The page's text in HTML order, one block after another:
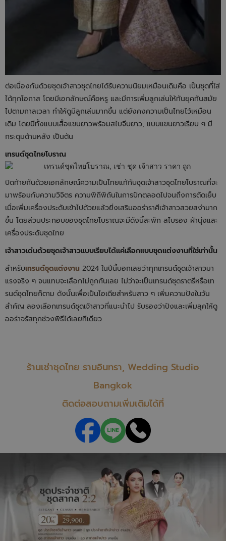
ต่อเนื่องกันด้วยชุดเจ้าสาวชุดไทยได้รับความนิยมเหมือนเดิมคือ เป็นชุดที่ใส่
ได้ทุกโอกาส โดยมีเอกลักษณ์คือหรู และมีการเพิ่มลูกเล่นให้ทันยุคทันสมัย
ไปตามกาลเวลา ทำให้ดูมีลูกเล่นมากขึ้น แต่ยังคงความเป็นไทยไว้เหมือน
เดิม โดยมีทั้งแบบเสื้อแขนยาวพร้อมสไบจีบยาว, แบบแขนยาวเรียบ ๆ มี
กระดุมด้านหลัง เป็นต้น
เทรนด์ชุดไทยโบราณ
ปิดท้ายกันด้วยเอกลักษณ์ความเป็นไทยแท้กับชุดเจ้าสาวชุดไทยโบราณที่จะ
มาพร้อมกับความวิจิตร ความพิถีพิถันในการปักตลอดไปจนถึงการตัดเย็บ
เมื่อเพิ่มเครื่องประดับเข้าไปด้วยแล้วยิ่งเสริมออร่าราศีเจ้าสาวสวยสง่ามาก
ขึ้น โดยส่วนประกอบของชุดไทยโบราณจะมีดังนี้สะพัก สไบรอง ผ้านุ่งและ
เครื่องประดับชุดไทย
เจ้าสาวเด่นด้วยชุดเจ้าสาวแบบเรียบได้แค่เลือกแบบชุดแต่งงานที่ใช่เท่านั้น
สำหรับเทรนด์ชุดแต่งงาน 2024 ในปีนี้บอกเลยว่าทุกเทรนด์ชุดเจ้าสาวมา
แรงจริง ๆ จนแทบจะเลือกไม่ถูกกันเลย ไม่ว่าจะเป็นเทรนด์ชุดราตรีหรือเท
รนด์ชุดไทยก็ตาม ดังนั้นเพื่อเป็นไอเดียสำหรับสาว ๆ เพิ่มความปังในวัน
สำคัญ ลองเลือกเทรนด์ชุดเจ้าสาวที่แนะนำไป รับรองว่าปังและเพิ่มลุคให้ดู
ออร่าจรัสทุกช่วงพิธีได้เลยทีเดียว
ร้านเช่าชุดไทย รามอินทรา, Wedding Studio
Bangkok
ติดต่อสอบถามเพิ่มเติมได้ที่